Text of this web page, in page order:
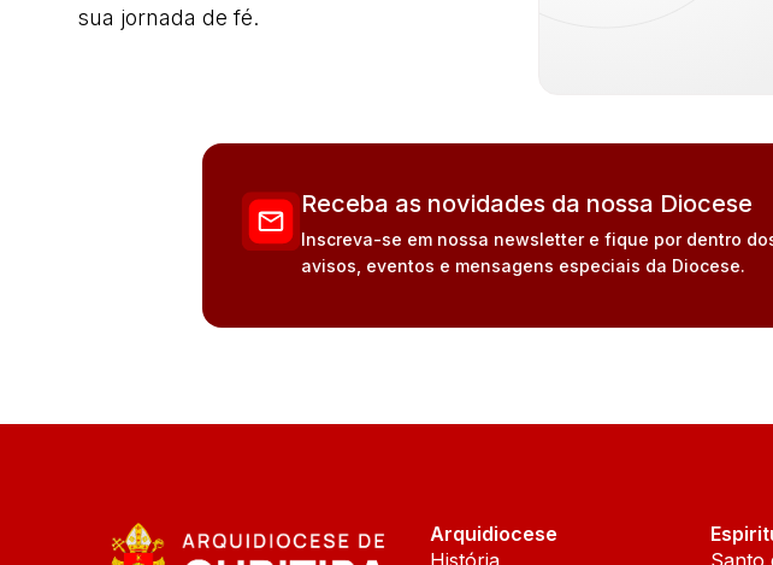
sua jornada de fé.
Receba as novidades da nossa Diocese
Inscreva-se em nossa newsletter e fique por dentro
avisos, eventos e mensagens especiais da Diocese.
Arquidiocese